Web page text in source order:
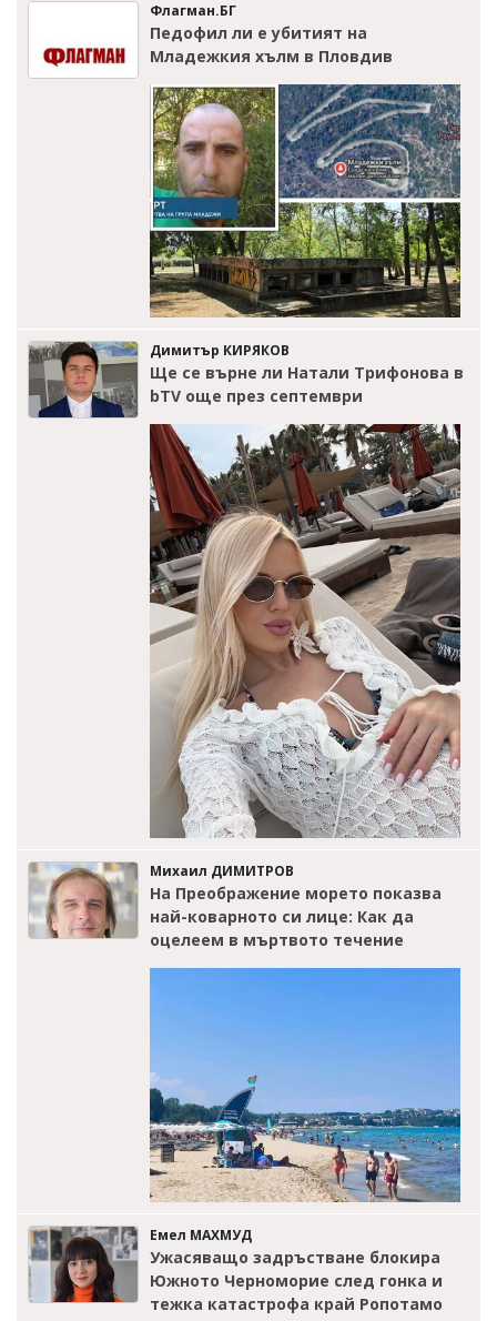
Флагман.БГ
Педофил ли е убитият на
Младежкия хълм в Пловдив
Димитър КИРЯКОВ
Ще се върне ли Натали Трифонова в
bTV още през септември
Михаил ДИМИТРОВ
На Преображение морето показва
най-коварното си лице: Как да
оцелеем в мъртвото течение
Емел МАХМУД
Ужасяващо задръстване блокира
Южното Черноморие след гонка и
тежка катастрофа край Ропотамо